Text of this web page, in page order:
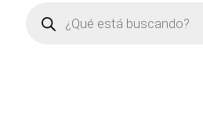
productos